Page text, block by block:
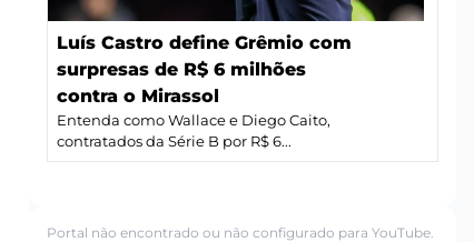
Luís Castro define Grêmio com
surpresas de R$ 6 milhões
contra o Mirassol
Entenda como Wallace e Diego Caito,
contratados da Série B por R$ 6...
Portal não encontrado ou não configurado para YouTube.